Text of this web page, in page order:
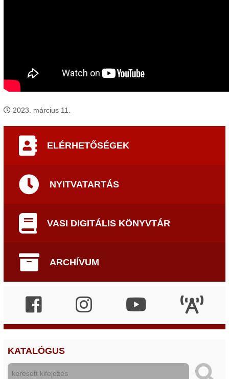
2023. március 11.
ELÉRHETŐSÉGEK
NYITVATARTÁS
VASI DIGITÁLIS KÖNYVTÁR
ARCHÍVUM
KATALÓGUS